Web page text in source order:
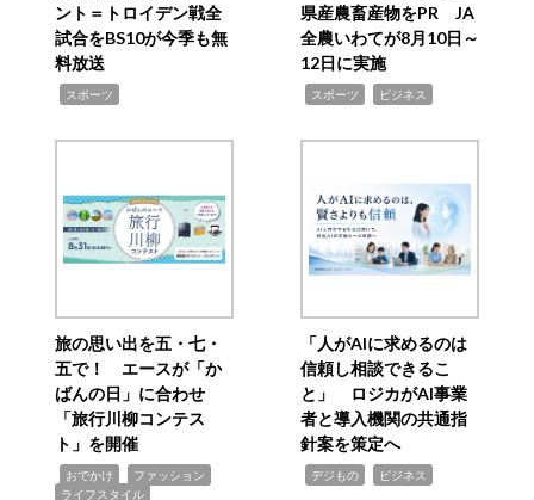
ント＝トロイデン戦全
試合をBS10が今季も無
料放送
スポーツ
県産農畜産物をPR JA
全農いわてが8月10日～
12日に実施
スポーツ ビジネス
旅の思い出を五・七・
五で！ エースが「か
ばんの日」に合わせ
「旅行川柳コンテス
ト」を開催
おでかけ ファッション
ライフスタイル
「人がAIに求めるのは
信頼し相談できるこ
と」 ロジカがAI事業
者と導入機関の共通指
針案を策定へ
デジもの ビジネス